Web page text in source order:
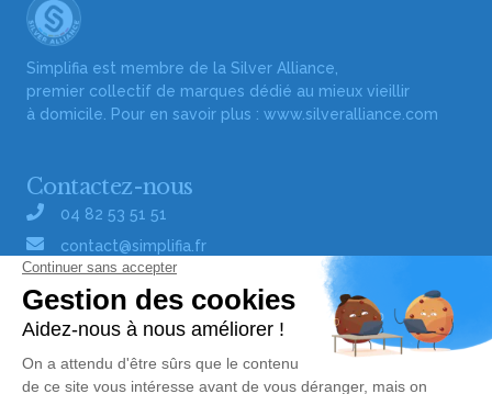
Simplifia est membre de la Silver Alliance,
premier collectif de marques dédié au mieux vieillir
à domicile. Pour en savoir plus : www.silveralliance.com
Contactez-nous
04 82 53 51 51
contact@simplifia.fr
Réseaux sociaux